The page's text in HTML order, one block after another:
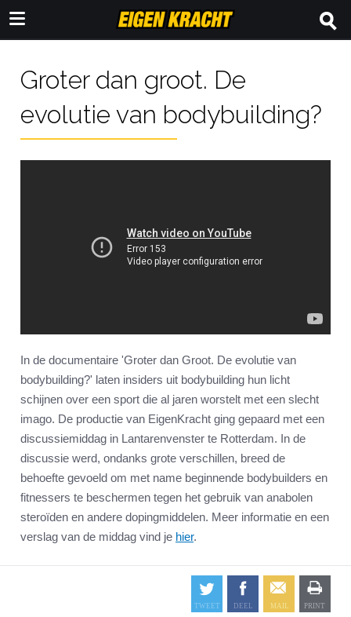
Groter dan groot. De
evolutie van bodybuilding?
In de documentaire 'Groter dan Groot. De evolutie van
bodybuilding?' laten insiders uit bodybuilding hun licht
schijnen over een sport die al jaren worstelt met een slecht
imago. De productie van EigenKracht ging gepaard met een
discussiemiddag in Lantarenvenster te Rotterdam. In de
discussie werd, ondanks grote verschillen, breed de
behoefte gevoeld om met name beginnende bodybuilders en
fitnessers te beschermen tegen het gebruik van anabolen
steroïden en andere dopingmiddelen. Meer informatie en een
verslag van de middag vind je hier.